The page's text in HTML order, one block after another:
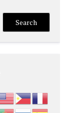
Search